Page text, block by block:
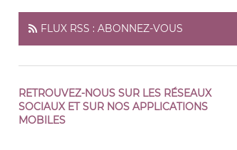
FLUX RSS : ABONNEZ-VOUS
RETROUVEZ-NOUS SUR LES RÉSEAUX
SOCIAUX ET SUR NOS APPLICATIONS
MOBILES